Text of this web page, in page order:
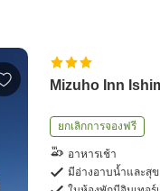
Mizuho Inn
ยกเลิกการจองฟรี
อาหารเช้า
มีอ่างอาบน้ำและสุข